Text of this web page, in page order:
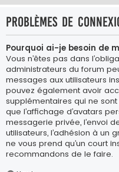
Problèmes de
Pourquoi ai-je besoin de
Vous n’êtes pas dans
administrateurs du forum
messages aux utilisateurs
pouvez également avoir
supplémentaires qui ne
que l’affichage d’avatars
messagerie privée, l’envoi
utilisateurs, l’adhésion à un
ne vous prend qu’un court
recommandons de le faire.